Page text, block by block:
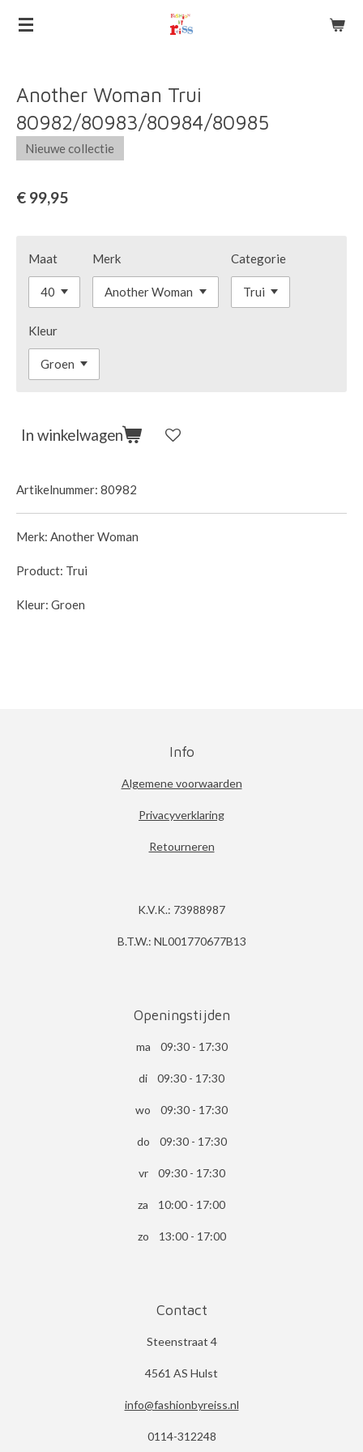
Ga
hoofdinhoud
Another Woman Trui
80982/80983/80984/80985
Nieuwe collectie
€ 99,95
Maat Merk Categorie
Kleur
In winkelwagen
Artikelnummer: 80982
Merk: Another Woman
Product: Trui
Kleur: Groen
Info
Algemene voorwaarden
Privacyverklaring
Retourneren
K.V.K.: 73988987
B.T.W.: NL001770677B13
Openingstijden
ma 09:30 - 17:30
di 09:30 - 17:30
wo 09:30 - 17:30
do 09:30 - 17:30
vr 09:30 - 17:30
za 10:00 - 17:00
zo 13:00 - 17:00
Contact
Steenstraat 4
4561 AS Hulst
info@fashionbyreiss.nl
0114-312248